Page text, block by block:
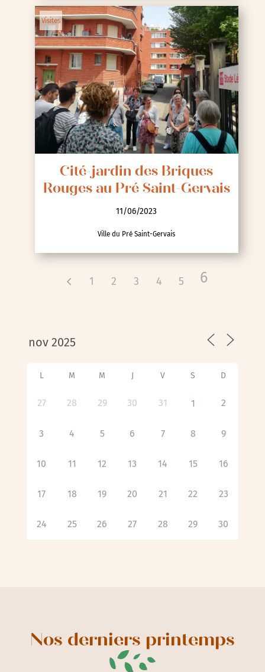
Visites
Cité-jardin des Briques
Rouges au Pré Saint-Gervais
11/06/2023
Ville du Pré Saint-Gervais
1 2 3 4 5 6
L M M J V S D
27 28 29 30 31 1 2
3 4 5 6 7 8 9
10 11 12 13 14 15 16
17 18 19 20 21 22 23
24 25 26 27 28 29 30
Nos derniers printemps